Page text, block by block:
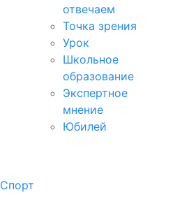
отвечаем
Точка зрения
Урок
Школьное
образование
Экспертное
мнение
Юбилей
Спорт